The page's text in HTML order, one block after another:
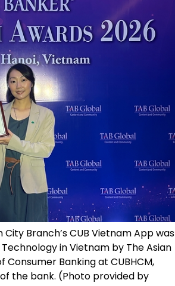
Branch’s CUB Vietnam App was
in Vietnam by The Asian
Consumer Banking at CUBHCM,
the bank. (Photo provided by